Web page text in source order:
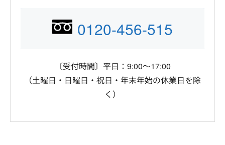
0120-456-515
〔受付時間〕平日：9:00～17:00
（土曜日・日曜日・祝日・年末年始の休業日を除
く）